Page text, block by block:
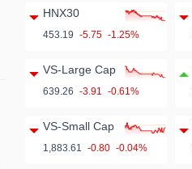
HNX30
453.19 -5.75 -1.25%
VS-Large Cap
639.26 -3.91 -0.61%
VS-Small Cap
1,883.61 -0.80 -0.04%